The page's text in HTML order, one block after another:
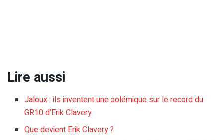
Lire aussi
Jaloux : ils inventent une polémique sur le record du
GR10 d’Erik Clavery
Que devient Erik Clavery ?